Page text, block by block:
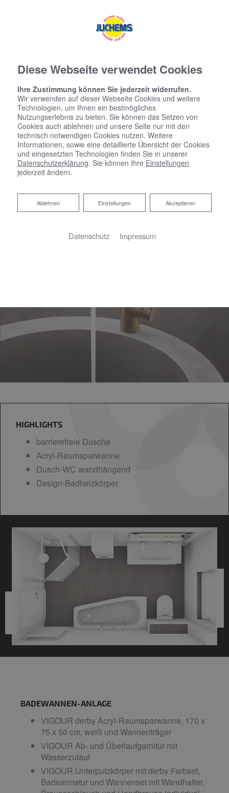
Startseite»Bad»Badinspiration & Musterbäder
Komfort-Bad 7 ㎡
HIGHLIGHTS
barrierefreie Dusche
Acryl-Raumsparwanne
Dusch-WC wandhängend
Design-Badheizkörper
BADEWANNEN-ANLAGE
VIGOUR derby Acryl-Raumsparwanne, 170 x
75 x 50 cm, weiß und Wannenträger
VIGOUR Ab- und Überlaufgarnitur mit
Wasserzulauf
VIGOUR Unterputzkörper mit derby Farbset,
Badearmatur und Wannenset mit Wandhalter,
Diese Webseite verwendet Cookies
Ihre Zustimmung können Sie jederzeit widerrufen.
Wir verwenden auf dieser Webseite Cookies und weitere
Technologien, um Ihnen ein bestmögliches
Nutzungserlebnis zu bieten. Sie können das Setzen von
Cookies auch ablehnen und unsere Seite nur mit den
technisch notwendigen Cookies nutzen. Weitere
Informationen, sowie eine detaillierte Übersicht der Cookies
und eingesetzten Technologien finden Sie in unserer
Datenschutzerklärung. Sie können Ihre Einstellungen
jederzeit ändern.
Akzeptieren
Einstellungen
Ablehnen
Ablehnen
Datenschutz Impressum